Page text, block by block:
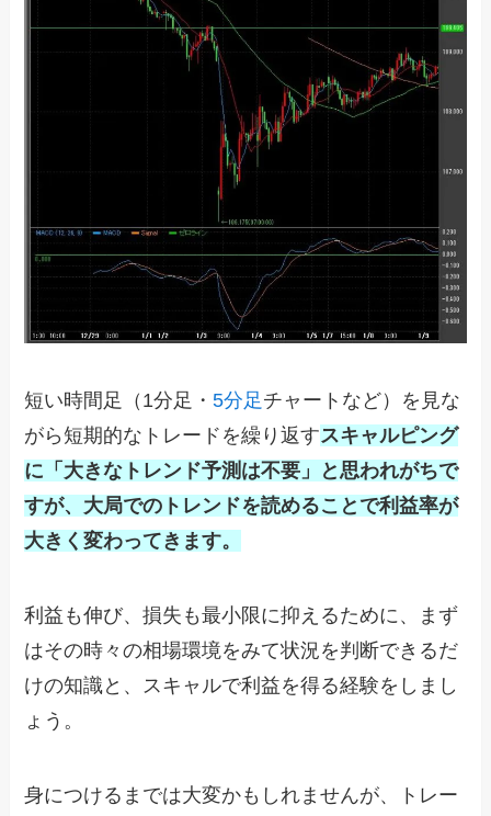
短い時間足（1分足・5分足 チャートなど）を見な
がら短期的なトレードを繰り返すスキャルピング
に「大きなトレンド予測は不要」と思われがちで
すが、大局でのトレンドを読めることで利益率が
大きく変わってきます。
利益も伸び、損失も最小限に抑えるために、まず
はその時々の相場環境をみて状況を判断できるだ
けの知識と、スキャルで利益を得る経験をしまし
ょう。
身につけるまでは大変かもしれませんが、トレー